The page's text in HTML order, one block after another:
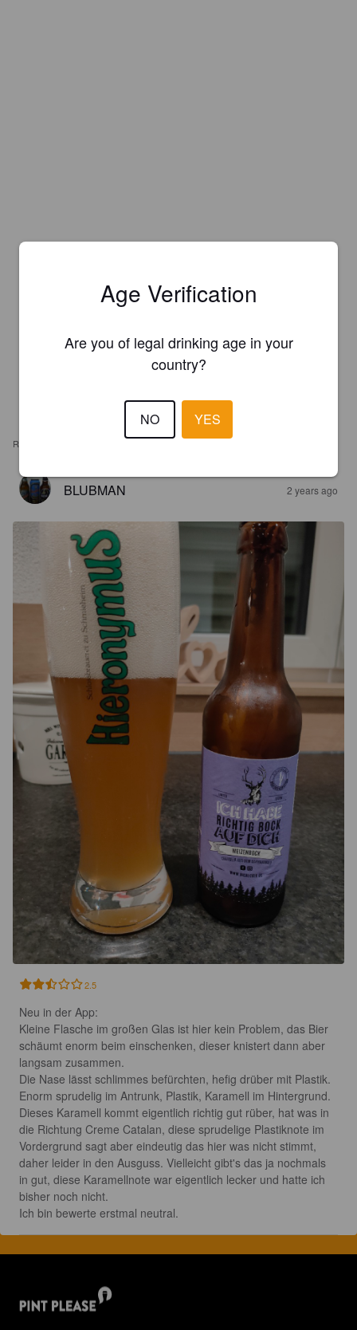
REVIEWS
BLUBMAN 2 years ago
2.5
Neu in der App:
Kleine Flasche im großen Glas ist hier kein Problem, das Bier
schäumt enorm beim einschenken, dieser knistert dann aber
langsam zusammen.
Die Nase lässt schlimmes befürchten, hefig drüber mit Plastik.
Enorm sprudelig im Antrunk, Plastik, Karamell im Hintergrund.
Dieses Karamell kommt eigentlich richtig gut rüber, hat was in
die Richtung Creme Catalan, diese sprudelige Plastiknote im
Vordergrund sagt aber eindeutig das hier was nicht stimmt,
daher leider in den Ausguss. Vielleicht gibt's das ja nochmals
in gut, diese Karamellnote war eigentlich lecker und hatte ich
bisher noch nicht.
Ich bin bewerte erstmal neutral.
Age Verification
Are you of legal drinking age in your
country?
NO YES